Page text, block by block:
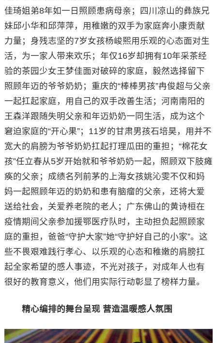
佳琦姐弟8年如一日照顾患病母亲；四川凉山的彝族兄
妹邱小华和邱萍萍，用稚嫩的双手为家庭奔小康贡献
力量；身残志坚的7岁女孩杨峻熙用乐观的心态面对生
活，为一家人带来欢乐；年仅16岁却拥有10年采茶经
验的茶园少女王梦佳面对破碎的家庭，毅然选择留下
照顾年迈的爷爷奶奶；重庆的“棒棒男孩”冉俊超与父亲
一起扛起家庭，用自己的双手改善生活；河南南阳的
王森洋跟随失明父亲和年迈奶奶一同生活，成为这个
窘迫家庭的“开心果”；11岁的甘肃男孩石培昊，用并不
宽大的肩膀为爷爷奶奶扛起打理瓜田的重担；“棉花女
孩”任立春从5岁开始就和爷爷奶奶一起，照顾双下肢瘫
痪的父亲；成绩名列前茅的上海女孩姚沁雯不仅和妈
妈一起照顾年迈的奶奶和患有脑瘤的父亲，还将大爱
送给社会，关爱养老院的老人；广东佛山的黄诗桓在
疫情期间父亲参加援鄂医疗队时，主动担负起照顾家
庭的重担，爸爸“守护大家”她“守护好自己的小家”。这
些不畏艰难践行孝心、以乐观的心态和稚嫩的肩膀扛
起全家希望的感人事迹，不光对孩子，对成年人也有
很好的教育意义，他们用实际行动彰显了榜样力量。
精心编排的舞台呈现 营造温暖感人氛围